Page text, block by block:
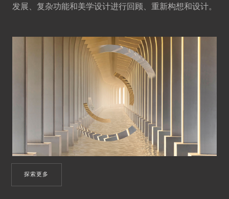
发展、复杂功能和美学设计进行回顾、重新构想和设计。
探索更多